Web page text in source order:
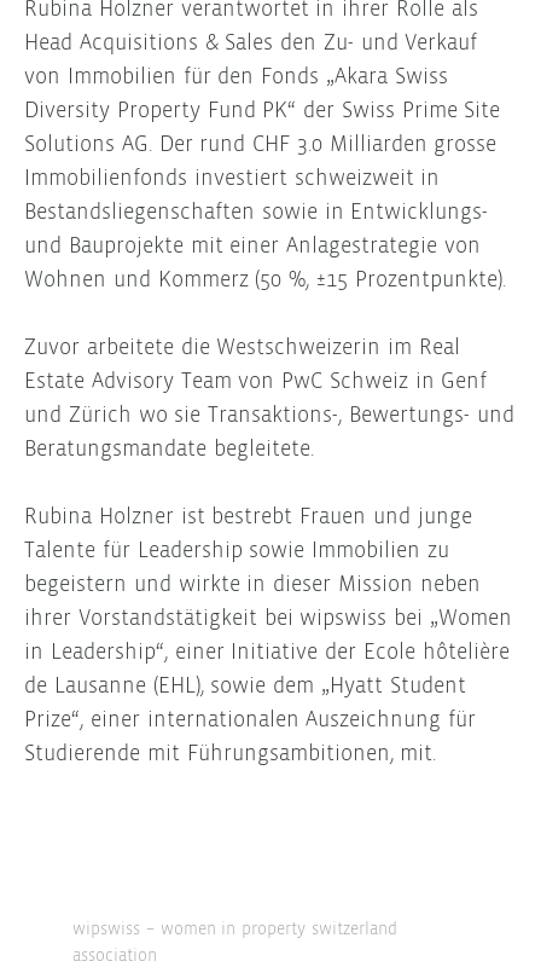
Rubina Holzner verantwortet in ihrer Rolle als
Head Acquisitions & Sales den Zu- und Verkauf
von Immobilien für den Fonds „Akara Swiss
Diversity Property Fund PK“ der Swiss Prime Site
Solutions AG. Der rund CHF 3.0 Milliarden grosse
Immobilienfonds investiert schweizweit in
Bestandsliegenschaften sowie in Entwicklungs-
und Bauprojekte mit einer Anlagestrategie von
Wohnen und Kommerz (50 %, ±15 Prozentpunkte).
Zuvor arbeitete die Westschweizerin im Real
Estate Advisory Team von PwC Schweiz in Genf
und Zürich wo sie Transaktions-, Bewertungs- und
Beratungsmandate begleitete.
Rubina Holzner ist bestrebt Frauen und junge
Talente für Leadership sowie Immobilien zu
begeistern und wirkte in dieser Mission neben
ihrer Vorstandstätigkeit bei wipswiss bei „Women
in Leadership“, einer Initiative der Ecole hôtelière
de Lausanne (EHL), sowie dem „Hyatt Student
Prize“, einer internationalen Auszeichnung für
Studierende mit Führungsambitionen, mit.
wipswiss – women in property switzerland
association